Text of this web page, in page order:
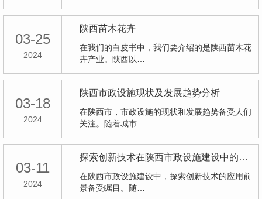
03-25
2024
陕西苗木花卉
在我们的白皮书中，我们要介绍的是陕西苗木花
卉产业。陕西以…
03-18
2024
陕西市政设施现状及发展趋势分析
在陕西市，市政设施的现状和发展趋势备受人们
关注。随着城市…
03-11
2024
探索创新技术在陕西市政设施建设中的应用前景
在陕西市政设施建设中，探索创新技术的应用前
景备受瞩目。随…